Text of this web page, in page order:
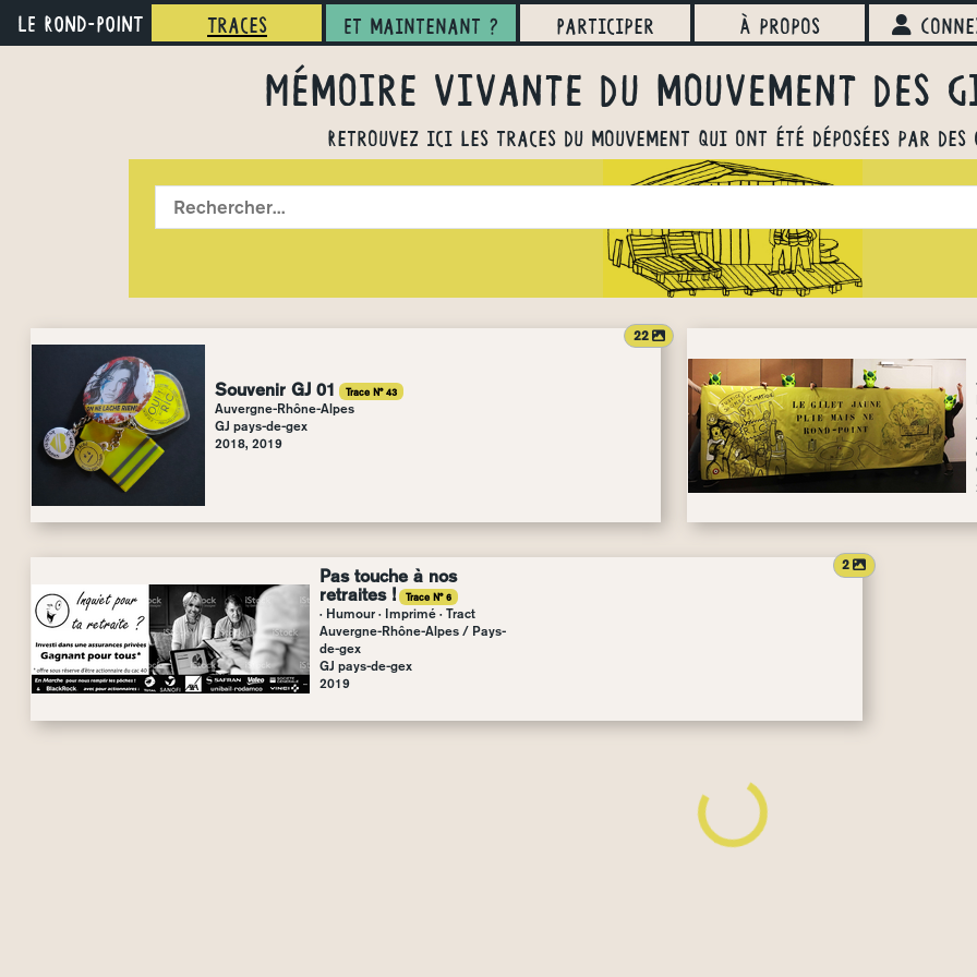
LE ROND-POINT Traces Et maintenant ? Participer À propos
Mémoire vivante du mouvement des
Retrouvez ici les traces du mouvement qui ont été déposées par
22 attachments count
Souvenir GJ 01 Trace N° 43
Auvergne-Rhône-Alpes
GJ pays-de-gex
2018, 2019
2 attachments
Pas touche à nos
retraites !
Trace N° 6
· Humour · Imprimé · Tract
Auvergne-Rhône-Alpes / Pays-
de-gex
GJ pays-de-gex
2019
Loading...